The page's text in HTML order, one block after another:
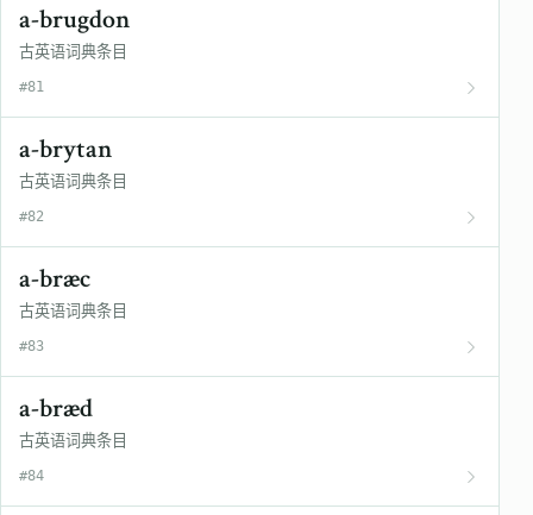
a-brugdon
古英语词典条目
#81
a-brytan
古英语词典条目
#82
a-bræc
古英语词典条目
#83
a-bræd
古英语词典条目
#84